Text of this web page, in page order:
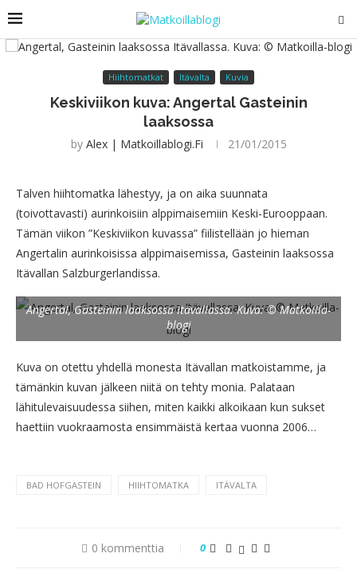
Hiihtomatkat Itävalta Kuvia
Keskiviikon kuva: Angertal Gasteinin
laaksossa
by Alex | Matkoillablogi.fi 21/01/2015
Talven hiihtomatka lähestyy, ja on aika suunnata
(toivottavasti) aurinkoisiin alppimaisemiin Keski-Eurooppaan.
Tämän viikon ”Keskiviikon kuvassa” fiilistellään jo hieman
Angertalin aurinkoisissa alppimaisemissa, Gasteinin laaksossa
Itävallan Salzburgerlandissa.
Angertal, Gasteinin laaksossa Itävallassa. Kuva: © Matkoilla-
blogi
Kuva on otettu yhdellä monesta Itävallan matkoistamme, ja
tämänkin kuvan jälkeen niitä on tehty monia. Palataan
lähitulevaisuudessa siihen, miten kaikki alkoikaan kun sukset
haettiin vuokraamosta ensimmäistä kertaa vuonna 2006…
BAD HOFGASTEIN HIIHTOMATKA ITÄVALTA
0 kommenttia 0